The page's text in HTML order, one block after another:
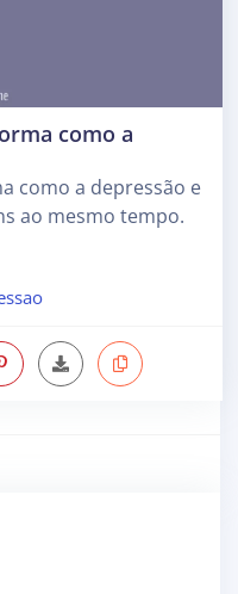
como a
como a depressão e
ao mesmo tempo.